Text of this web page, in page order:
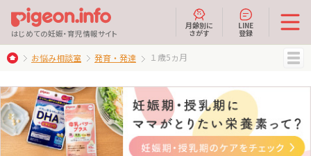
はじめての妊娠・育児情報サイト
月齢別に
さがす
LINE
登録
お悩み相談室 発育・発達 １歳5ヵ月